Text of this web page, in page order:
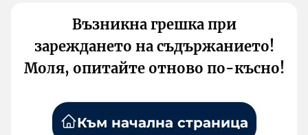
Възникна грешка при
зареждането на съдържанието!
Моля, опитайте отново по-късно!
Към начална страница